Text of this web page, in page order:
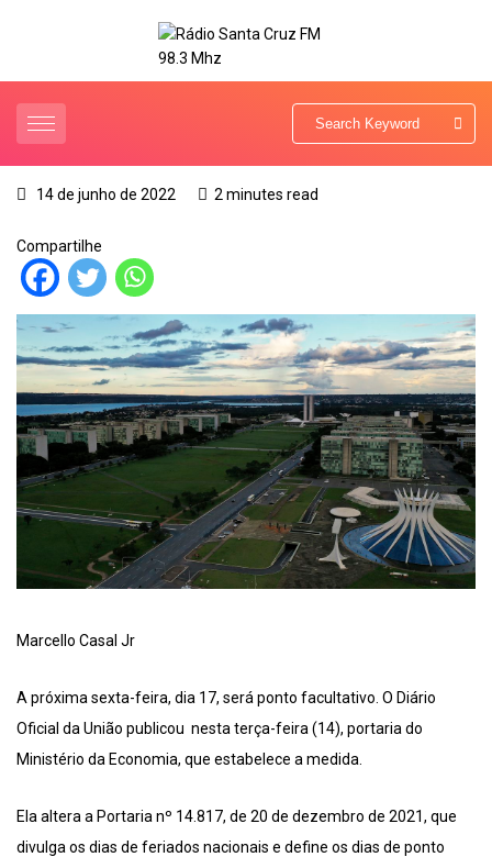
14 de junho de 2022 2 minutes read
Compartilhe
Marcello Casal Jr
A próxima sexta-feira, dia 17, será ponto facultativo. O Diário
Oficial da União publicou nesta terça-feira (14), portaria do
Ministério da Economia, que estabelece a medida.
Ela altera a Portaria nº 14.817, de 20 de dezembro de 2021, que
divulga os dias de feriados nacionais e define os dias de ponto